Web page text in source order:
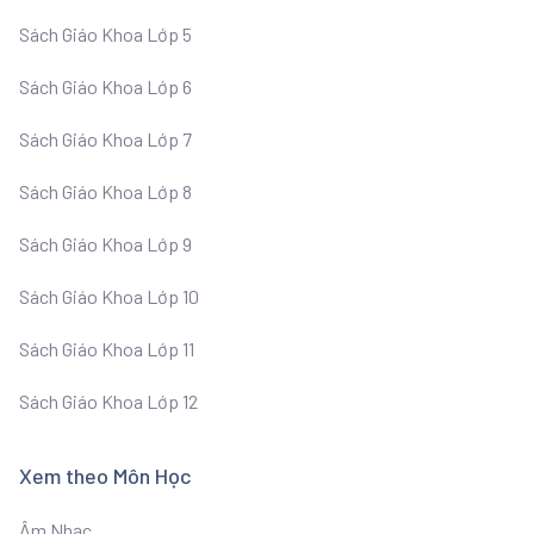
Sách Giáo Khoa Lớp 5
Sách Giáo Khoa Lớp 6
Sách Giáo Khoa Lớp 7
Sách Giáo Khoa Lớp 8
Sách Giáo Khoa Lớp 9
Sách Giáo Khoa Lớp 10
Sách Giáo Khoa Lớp 11
Sách Giáo Khoa Lớp 12
Xem theo Môn Học